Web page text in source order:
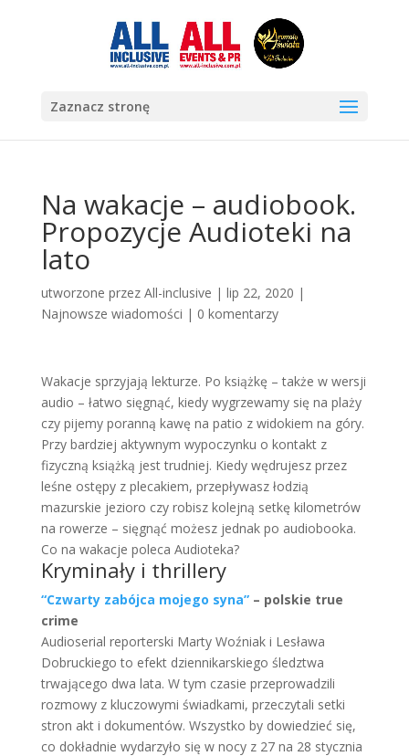
Zaznacz stronę
Na wakacje – audiobook.
Propozycje Audioteki na
lato
utworzone przez All-inclusive | lip 22, 2020 |
Najnowsze wiadomości | 0 komentarzy
Wakacje sprzyjają lekturze. Po książkę – także w wersji
audio – łatwo sięgnąć, kiedy wygrzewamy się na plaży
czy pijemy poranną kawę na patio z widokiem na góry.
Przy bardziej aktywnym wypoczynku o kontakt z
fizyczną książką jest trudniej. Kiedy wędrujesz przez
leśne ostępy z plecakiem, przepływasz łodzią
mazurskie jezioro czy robisz kolejną setkę kilometrów
na rowerze – sięgnąć możesz jednak po audiobooka.
Co na wakacje poleca Audioteka?
Kryminały i thrillery
“Czwarty zabójca mojego syna”– polskie true
crime
Audioserial reporterski Marty Woźniak i Lesława
Dobruckiego to efekt dziennikarskiego śledztwa
trwającego dwa lata. W tym czasie przeprowadzili
rozmowy z kluczowymi świadkami, przeczytali setki
stron akt i dokumentów. Wszystko by dowiedzieć się,
co dokładnie wydarzyło się w nocy z 27 na 28 stycznia